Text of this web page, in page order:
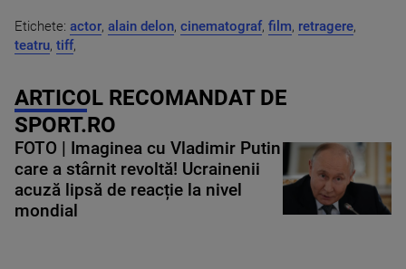
Etichete: actor, alain delon, cinematograf, film, retragere,
teatru, tiff,
ARTICOL RECOMANDAT DE
SPORT.RO
FOTO | Imaginea cu Vladimir Putin
care a stârnit revoltă! Ucrainenii
acuză lipsă de reacție la nivel
mondial